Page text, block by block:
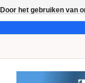
Door het gebruiken van